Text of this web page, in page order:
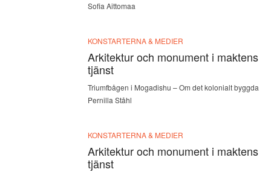
Sofia Aittomaa
KONSTARTERNA & MEDIER
Arkitektur och monument i maktens
tjänst
Triumfbågen i Mogadishu – Om det kolonialt byggda
Pernilla Ståhl
KONSTARTERNA & MEDIER
Arkitektur och monument i maktens
tjänst